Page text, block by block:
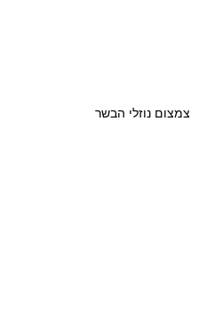
צמצום נוזלי הבשר